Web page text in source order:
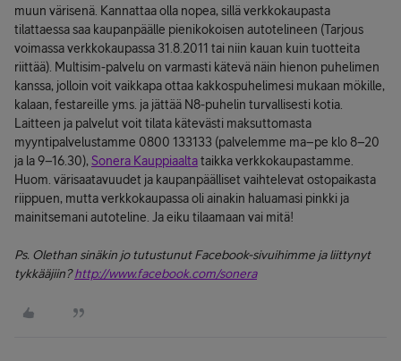
muun värisenä. Kannattaa olla nopea, sillä verkkokaupasta
tilattaessa saa kaupanpäälle pienikokoisen autotelineen (Tarjous
voimassa verkkokaupassa 31.8.2011 tai niin kauan kuin tuotteita
riittää). Multisim-palvelu on varmasti kätevä näin hienon puhelimen
kanssa, jolloin voit vaikkapa ottaa kakkospuhelimesi mukaan mökille,
kalaan, festareille yms. ja jättää N8-puhelin turvallisesti kotia.
Laitteen ja palvelut voit tilata kätevästi maksuttomasta
myyntipalvelustamme 0800 133133 (palvelemme ma–pe klo 8–20
ja la 9–16.30), Sonera Kauppiaaltataikka verkkokaupastamme.
Huom. värisaatavuudet ja kaupanpäälliset vaihtelevat ostopaikasta
riippuen, mutta verkkokaupassa oli ainakin haluamasi pinkki ja
mainitsemani autoteline. Ja eiku tilaamaan vai mitä!
Ps. Olethan sinäkin jo tutustunut Facebook-sivuihimme ja liittynyt
tykkääjiin?http://www.facebook.com/sonera